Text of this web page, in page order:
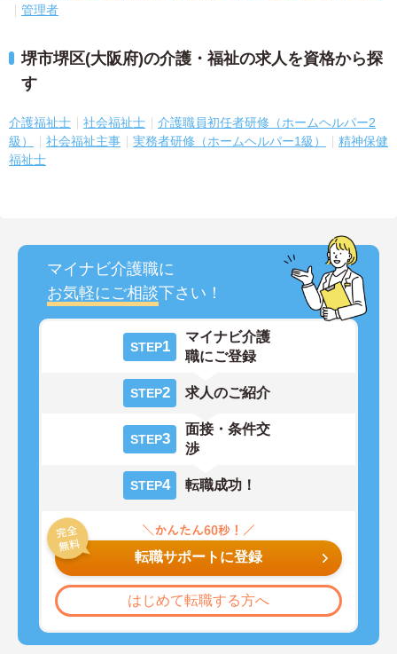
管理者
堺市堺区(大阪府)の介護・福祉の求人を資格から探
す
介護福祉士 社会福祉士
介護職員初任者研修（ホームヘルパー2
級）
社会福祉主事 実務者研修（ホームヘルパー1級）
精神保健
福祉士
マイナビ介護職に
お気軽にご相談下さい！
STEP1
マイナビ介護
職にご登録
STEP2 求人のご紹介
STEP3
面接・条件交
渉
STEP4 転職成功！
転職サポートに登録
はじめて転職する方へ